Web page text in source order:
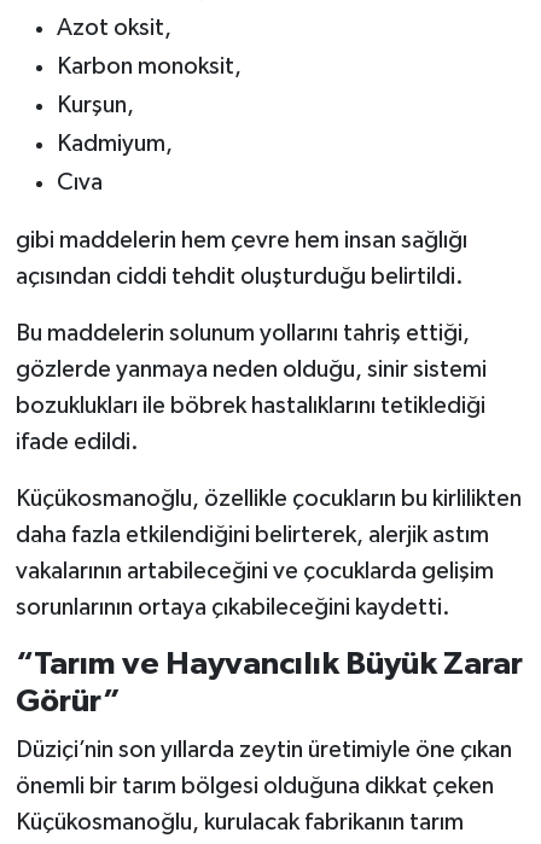
Azot oksit,
Karbon monoksit,
Kurşun,
Kadmiyum,
Cıva
gibi maddelerin hem çevre hem insan sağlığı
açısından ciddi tehdit oluşturduğu belirtildi.
Bu maddelerin solunum yollarını tahriş ettiği,
gözlerde yanmaya neden olduğu, sinir sistemi
bozuklukları ile böbrek hastalıklarını tetiklediği
ifade edildi.
Küçükosmanoğlu, özellikle çocukların bu kirlilikten
daha fazla etkilendiğini belirterek, alerjik astım
vakalarının artabileceğini ve çocuklarda gelişim
sorunlarının ortaya çıkabileceğini kaydetti.
“Tarım ve Hayvancılık Büyük Zarar
Görür”
Düziçi’nin son yıllarda zeytin üretimiyle öne çıkan
önemli bir tarım bölgesi olduğuna dikkat çeken
Küçükosmanoğlu, kurulacak fabrikanın tarım